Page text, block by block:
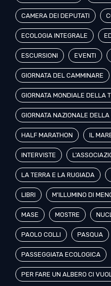
CAMERA DEI DEPUTATI
ECOLOGIA INTEGRALE
ESCURSIONI EVENTI
GIORNATA DEL CAMMINARE
GIORNATA MONDIALE DELLA
GIORNATA NAZIONALE DELLA
HALF MARATHON IL
INTERVISTE
LA TERRA E LA RUGIADA
LIBRI M'ILLUMINO DI
MASE MOSTRE
PAOLO COLLI PASQUA
PASSEGGIATA ECOLOGICA
PER FARE UN ALBERO CI